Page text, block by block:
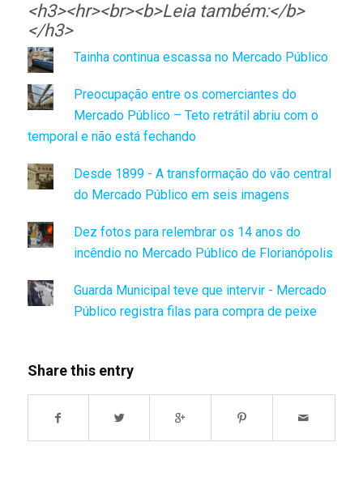
<h3><hr><br><b>Leia também:</b>
</h3>
Tainha continua escassa no Mercado Público
Preocupação entre os comerciantes do
Mercado Público – Teto retrátil abriu com o
temporal e não está fechando
Desde 1899 - A transformação do vão central
do Mercado Público em seis imagens
Dez fotos para relembrar os 14 anos do
incêndio no Mercado Público de Florianópolis
Guarda Municipal teve que intervir - Mercado
Público registra filas para compra de peixe
Share this entry